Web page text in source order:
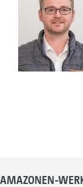
AMAZONEN-